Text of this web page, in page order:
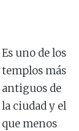
Es uno de los
templos más
antiguos de
la ciudad y el
que menos